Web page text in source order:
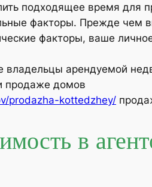
подходящее время для
факторы. Прежде чем
факторы, ваше
владельцы арендуемой
продаже домов
prodazha-kottedzhey/
в